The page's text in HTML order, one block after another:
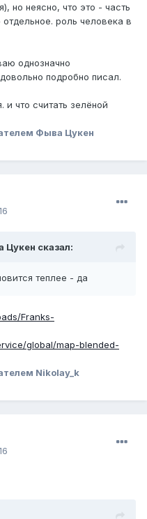
но неясно, что это - часть
роль человека в
однозначно
подробно писал.
и что считать зелёной
Фыва Цукен
Цукен сказал:
теплее - да
Franks-
global/map-blended-
Nikolay_k